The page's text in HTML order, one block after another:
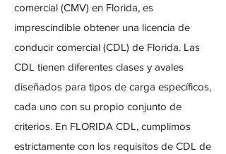
comercial (CMV) en Florida, es
imprescindible obtener una licencia de
conducir comercial (CDL) de Florida. Las
CDL tienen diferentes clases y avales
diseñados para tipos de carga específicos,
cada uno con su propio conjunto de
criterios. En FLORIDA CDL, cumplimos
estrictamente con los requisitos de CDL de